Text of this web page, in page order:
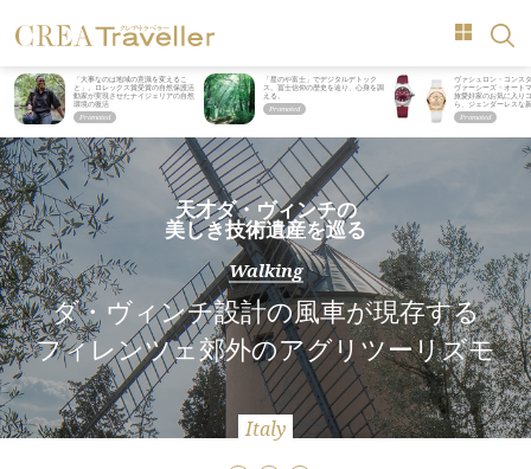
「大事なのは地域の意識を変えるこ
と」。ロレックス賞受賞の自然保護活
動家が実現させたナイジェリアの自然
環境の復活
「星のや富士」でデジタルデトック
ス。冨士信仰の歴史を辿り、心身を調
える。
ヴァシュロン・コンス
ヴァーシーズ・オート
旅愛好家のお気に入り
ら、ジェンダーレスな
天才ダ・ヴィンチの
美しき技術遺産を巡る
Walking
ダ・ヴィンチ設計の風車が現存する
フィレンツェ郊外のアグリツーリズモ
Italy